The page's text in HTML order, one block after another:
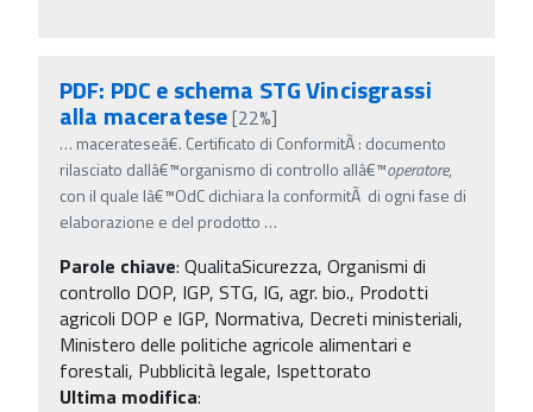
PDF: PDC e schema STG Vincisgrassi
alla maceratese[22%]
… macerateseâ€. Certificato di ConformitÃ : documento
rilasciato dallâ€™organismo di controllo allâ€™operatore,
con il quale lâ€™OdC dichiara la conformitÃ di ogni fase di
elaborazione e del prodotto …
Parole chiave: QualitaSicurezza, Organismi di
controllo DOP, IGP, STG, IG, agr. bio., Prodotti
agricoli DOP e IGP, Normativa, Decreti ministeriali,
Ministero delle politiche agricole alimentari e
forestali, Pubblicità legale, Ispettorato
Ultima modifica: